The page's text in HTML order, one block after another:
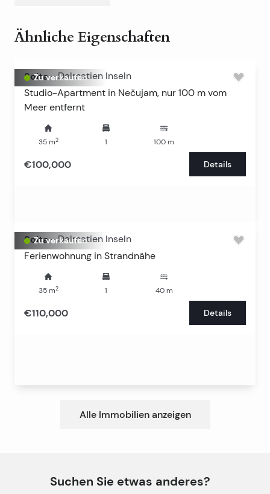
Ähnliche Eigenschaften
Zu verkaufen
Solta - Dalmatien Inseln
Studio-Apartment in Nečujam, nur 100 m vom
Meer entfernt
35m2 1 100 m
€100,000 Details
Zu verkaufen
Solta - Dalmatien Inseln
Ferienwohnung in Strandnähe
35m2 1 40m
€110,000 Details
Alle Immobilien anzeigen
Suchen Sie etwas anderes?